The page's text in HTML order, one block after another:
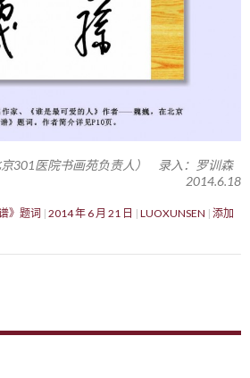
301医院书画苑负责人） 录入：罗训森
2014.6.18
》题词 2014 年 6 月 21 日 LUOXUNSEN 添加